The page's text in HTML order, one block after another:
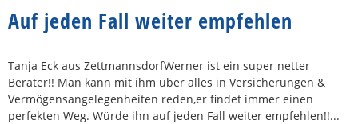
Auf jeden Fall weiter empfehlen
Tanja Eck aus ZettmannsdorfWerner ist ein super netter
Berater!! Man kann mit ihm über alles in Versicherungen &
Vermögensangelegenheiten reden,er findet immer einen
perfekten Weg. Würde ihn auf jeden Fall weiter empfehlen!!...